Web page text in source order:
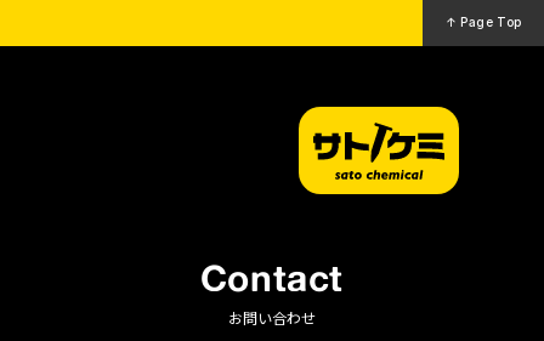
↑ Page Top
Contact
お問い合わせ